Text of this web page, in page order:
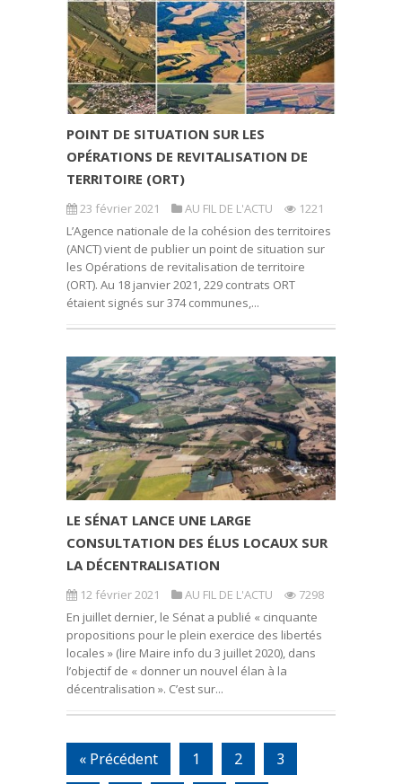
POINT DE SITUATION SUR LES
OPÉRATIONS DE REVITALISATION DE
TERRITOIRE (ORT)
23 février 2021 AU FIL DE L'ACTU
1221
L’Agence nationale de la cohésion des territoires
(ANCT) vient de publier un point de situation sur
les Opérations de revitalisation de territoire
(ORT). Au 18 janvier 2021, 229 contrats ORT
étaient signés sur 374 communes,...
LE SÉNAT LANCE UNE LARGE
CONSULTATION DES ÉLUS LOCAUX SUR
LA DÉCENTRALISATION
12 février 2021 AU FIL DE L'ACTU
7298
En juillet dernier, le Sénat a publié « cinquante
propositions pour le plein exercice des libertés
locales » (lire Maire info du 3 juillet 2020), dans
l’objectif de « donner un nouvel élan à la
décentralisation ». C’est sur...
« Précédent 1 2 3